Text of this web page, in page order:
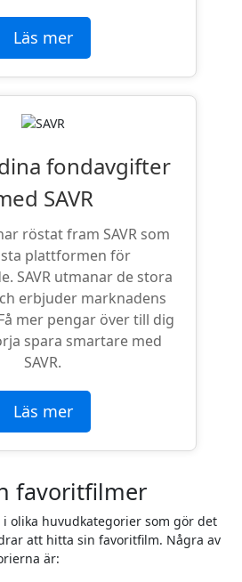
Läs mer
fondavgifter
SAVR
röstat fram SAVR som
plattformen för
SAVR utmanar de stora
erbjuder marknadens
mer pengar över till dig
spara smartare med
SAVR.
Läs mer
favoritfilmer
olika huvudkategorier som gör det
att hitta sin favoritfilm. Några av
är: